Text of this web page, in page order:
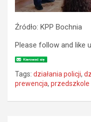
Źródło: KPP Bochnia
Please follow and like
Tags: działania policji,
prewencja, przedszkole